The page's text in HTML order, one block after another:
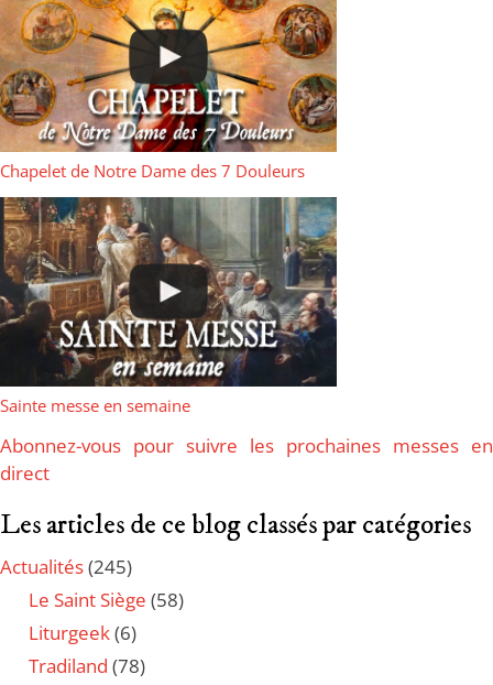
Chapelet de Notre Dame des 7 Douleurs
Sainte messe en semaine
Abonnez-vous pour suivre les prochaines messes en
direct
Les articles de ce blog classés par catégories
Actualités(245)
Le Saint Siège (58)
Liturgeek(6)
Tradiland (78)